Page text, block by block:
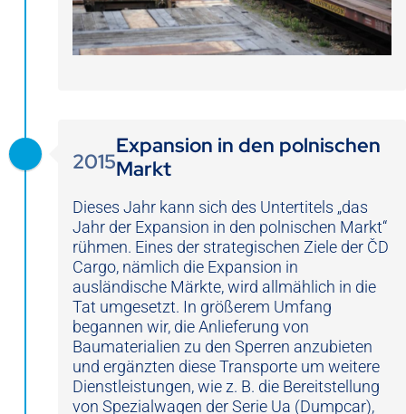
2015
Expansion in den polnischen
Markt
Dieses Jahr kann sich des Untertitels „das
Jahr der Expansion in den polnischen Markt“
rühmen. Eines der strategischen Ziele der ČD
Cargo, nämlich die Expansion in
ausländische Märkte, wird allmählich in die
Tat umgesetzt. In größerem Umfang
begannen wir, die Anlieferung von
Baumaterialien zu den Sperren anzubieten
und ergänzten diese Transporte um weitere
Dienstleistungen, wie z. B. die Bereitstellung
von Spezialwagen der Serie Ua (Dumpcar),